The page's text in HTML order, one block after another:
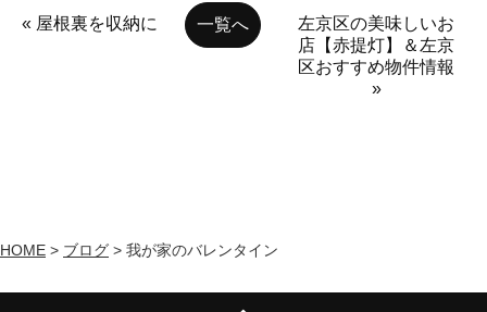
« 屋根裏を収納に 一覧へ
左京区の美味しいお
店【赤提灯】＆左京
区おすすめ物件情報
»
HOME > ブログ > 我が家のバレンタイン